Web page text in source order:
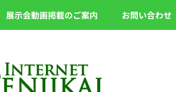
展示会動画掲載のご案内 お問い合わせ